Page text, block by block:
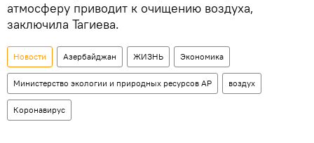
атмосферу приводит к очищению воздуха,
заключила Тагиева.
Новости Азербайджан ЖИЗНЬ Экономика
Министерство экологии и природных ресурсов АР воздух
Коронавирус